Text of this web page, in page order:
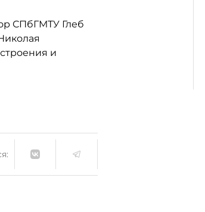
СПбГМТУ Глеб
и